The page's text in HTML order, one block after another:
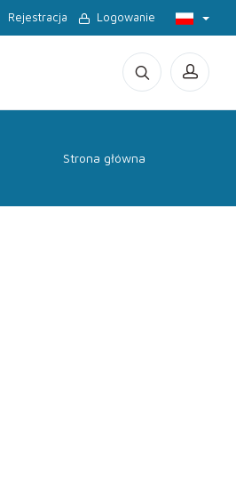
Rejestracja Logowanie
Strona główna